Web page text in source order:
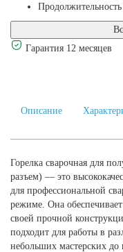
Гарантия 12 месяцев
Описание
Горелка сварочная для
разъем) — это
для профессиональной
режиме. Она
своей прочной
подходит для работы в
небольших мастерских